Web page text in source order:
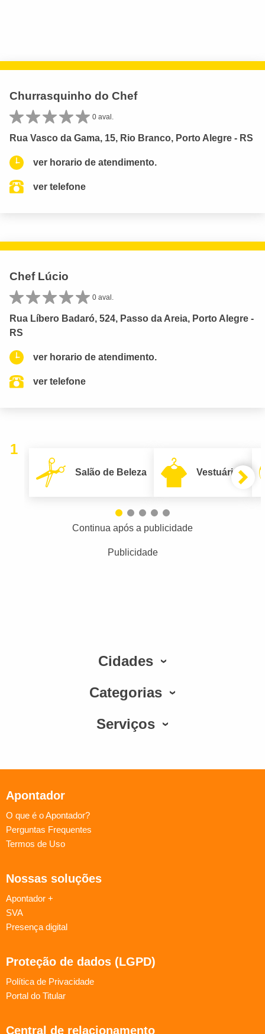
Churrasquinho do Chef
0 aval.
Rua Vasco da Gama, 15, Rio Branco, Porto Alegre - RS
ver horario de atendimento.
ver telefone
Chef Lúcio
0 aval.
Rua Líbero Badaró, 524, Passo da Areia, Porto Alegre -
RS
ver horario de atendimento.
ver telefone
1
Salão de Beleza Vestuário
Continua após a publicidade
Publicidade
Cidades
Categorias
Serviços
Apontador
O que é o Apontador?
Perguntas Frequentes
Termos de Uso
Nossas soluções
Apontador +
SVA
Presença digital
Proteção de dados (LGPD)
Política de Privacidade
Portal do Titular
Central de relacionamento